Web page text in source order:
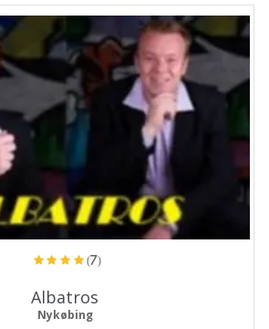
(7)
Albatros
Nykøbing